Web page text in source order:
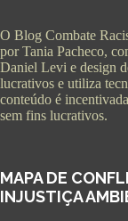
O Blog Combate
por Tania Pacheco,
Daniel Levi e design
lucrativos e utiliza
conteúdo é
sem fins lucrativos.
MAPA DE
INJUSTIÇA